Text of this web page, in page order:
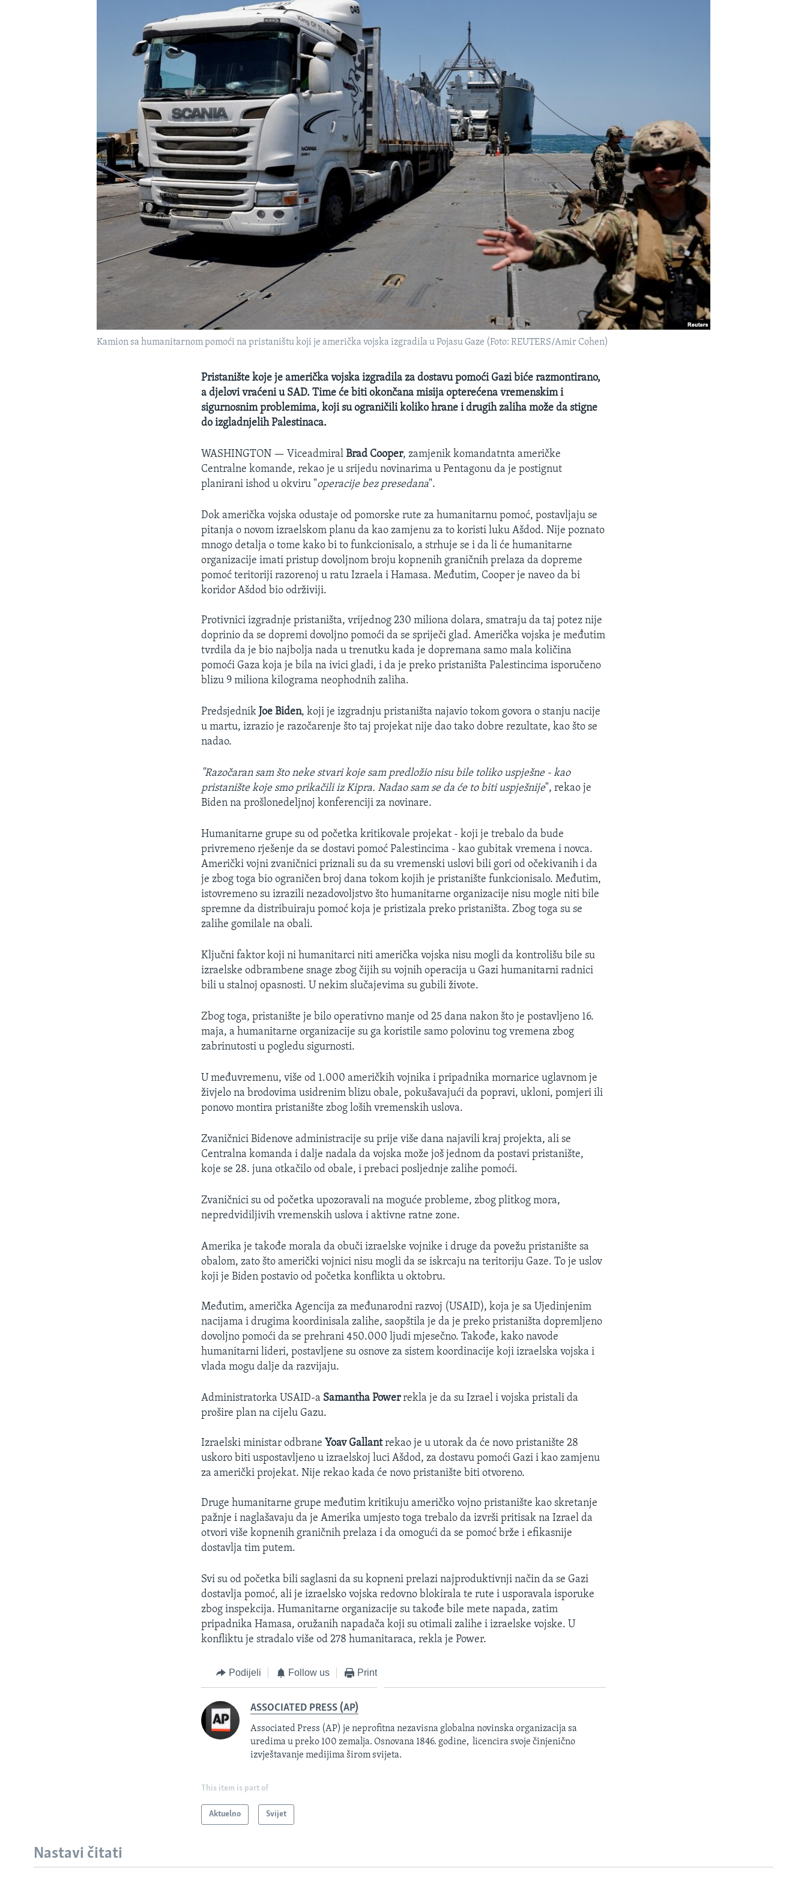
Kamion sa humanitarnom pomoći na pristaništu koji je američka vojska izgradila u Pojasu Gaze (Foto: REUTERS/Amir Cohen)
Pristanište koje je američka vojska izgradila za dostavu pomoći Gazi biće razmontirano,
a djelovi vraćeni u SAD. Time će biti okončana misija opterećena vremenskim i
sigurnosnim problemima, koji su ograničili koliko hrane i drugih zaliha može da stigne
do izgladnjelih Palestinaca.
WASHINGTON — ViceadmiralBrad Cooper, zamjenik komandatnta američke
Centralne komande, rekao je u srijedu novinarima u Pentagonu da je postignut
planirani ishod u okviru "operacije bez presedana".
Dok američka vojska odustaje od pomorske rute za humanitarnu pomoć, postavljaju se
pitanja o novom izraelskom planu da kao zamjenu za to koristi luku Ašdod. Nije poznato
mnogo detalja o tome kako bi to funkcionisalo, a strhuje se i da li će humanitarne
organizacije imati pristup dovoljnom broju kopnenih graničnih prelaza da dopreme
pomoć teritoriji razorenoj u ratu Izraela i Hamasa. Međutim, Cooper je naveo da bi
koridor Ašdod bio održiviji.
Protivnici izgradnje pristaništa, vrijednog 230 miliona dolara, smatraju da taj potez nije
doprinio da se dopremi dovoljno pomoći da se spriječi glad. Američka vojska je međutim
tvrdila da je bio najbolja nada u trenutku kada je dopremana samo mala količina
pomoći Gaza koja je bila na ivici gladi, i da je preko pristaništa Palestincima isporučeno
blizu 9 miliona kilograma neophodnih zaliha.
Predsjednik Joe Biden, koji je izgradnju pristaništa najavio tokom govora o stanju nacije
u martu, izrazio je razočarenje što taj projekat nije dao tako dobre rezultate, kao što se
nadao.
"Razočaran sam što neke stvari koje sam predložio nisu bile toliko uspješne - kao
pristanište koje smo prikačili iz Kipra. Nadao sam se da će to biti uspješnije", rekao je
Biden na prošlonedeljnoj konferenciji za novinare.
Humanitarne grupe su od početka kritikovale projekat - koji je trebalo da bude
privremeno rješenje da se dostavi pomoć Palestincima - kao gubitak vremena i novca.
Američki vojni zvaničnici priznali su da su vremenski uslovi bili gori od očekivanih i da
je zbog toga bio ograničen broj dana tokom kojih je pristanište funkcionisalo. Međutim,
istovremeno su izrazili nezadovoljstvo što humanitarne organizacije nisu mogle niti bile
spremne da distribuiraju pomoć koja je pristizala preko pristaništa. Zbog toga su se
zalihe gomilale na obali.
Ključni faktor koji ni humanitarci niti američka vojska nisu mogli da kontrolišu bile su
izraelske odbrambene snage zbog čijih su vojnih operacija u Gazi humanitarni radnici
bili u stalnoj opasnosti. U nekim slučajevima su gubili živote.
Zbog toga, pristanište je bilo operativno manje od 25 dana nakon što je postavljeno 16.
maja, a humanitarne organizacije su ga koristile samo polovinu tog vremena zbog
zabrinutosti u pogledu sigurnosti.
U međuvremenu, više od 1.000 američkih vojnika i pripadnika mornarice uglavnom je
živjelo na brodovima usidrenim blizu obale, pokušavajući da popravi, ukloni, pomjeri ili
ponovo montira pristanište zbog loših vremenskih uslova.
Zvaničnici Bidenove administracije su prije više dana najavili kraj projekta, ali se
Centralna komanda i dalje nadala da vojska može još jednom da postavi pristanište,
koje se 28. juna otkačilo od obale, i prebaci posljednje zalihe pomoći.
Zvaničnici su od početka upozoravali na moguće probleme, zbog plitkog mora,
nepredvidiljivih vremenskih uslova i aktivne ratne zone.
Amerika je takođe morala da obuči izraelske vojnike i druge da povežu pristanište sa
obalom, zato što američki vojnici nisu mogli da se iskrcaju na teritoriju Gaze. To je uslov
koji je Biden postavio od početka konflikta u oktobru.
Međutim, američka Agencija za međunarodni razvoj (USAID), koja je sa Ujedinjenim
nacijama i drugima koordinisala zalihe, saopštila je da je preko pristaništa dopremljeno
dovoljno pomoći da se prehrani 450.000 ljudi mjesečno. Takođe, kako navode
humanitarni lideri, postavljene su osnove za sistem koordinacije koji izraelska vojska i
vlada mogu dalje da razvijaju.
Administratorka USAID-a Samantha Powerrekla je da su Izrael i vojska pristali da
prošire plan na cijelu Gazu.
Izraelski ministar odbrane Yoav Gallantrekao je u utorak da će novo pristanište 28
uskoro biti uspostavljeno u izraelskoj luci Ašdod, za dostavu pomoći Gazi i kao zamjenu
za američki projekat. Nije rekao kada će novo pristanište biti otvoreno.
Druge humanitarne grupe međutim kritikuju američko vojno pristanište kao skretanje
pažnje i naglašavaju da je Amerika umjesto toga trebalo da izvrši pritisak na Izrael da
otvori više kopnenih graničnih prelaza i da omogući da se pomoć brže i efikasnije
dostavlja tim putem.
Svi su od početka bili saglasni da su kopneni prelazi najproduktivnji način da se Gazi
dostavlja pomoć, ali je izraelsko vojska redovno blokirala te rute i usporavala isporuke
zbog inspekcija. Humanitarne organizacije su takođe bile mete napada, zatim
pripadnika Hamasa, oružanih napadača koji su otimali zalihe i izraelske vojske. U
konfliktu je stradalo više od 278 humanitaraca, rekla je Power.
Podijeli Follow us Print
ASSOCIATED PRESS (AP)
Associated Press (AP) je neprofitna nezavisna globalna novinska organizacija sa
uredima u preko 100 zemalja. Osnovana 1846. godine, licencira svoje činjenično
izvještavanje medijima širom svijeta.
This item is part of
Aktuelno Svijet
Nastavi čitati